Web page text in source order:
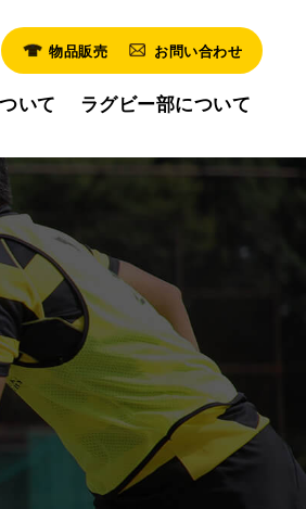
物品販売 お問い合わせ
いて ラグビー部について